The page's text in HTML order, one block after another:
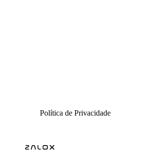
Política de Privacidade